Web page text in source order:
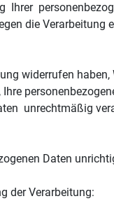
Ihrer
die Verarbeitung
widerrufen
unrechtmäßig
Daten
der Verarbeitung: